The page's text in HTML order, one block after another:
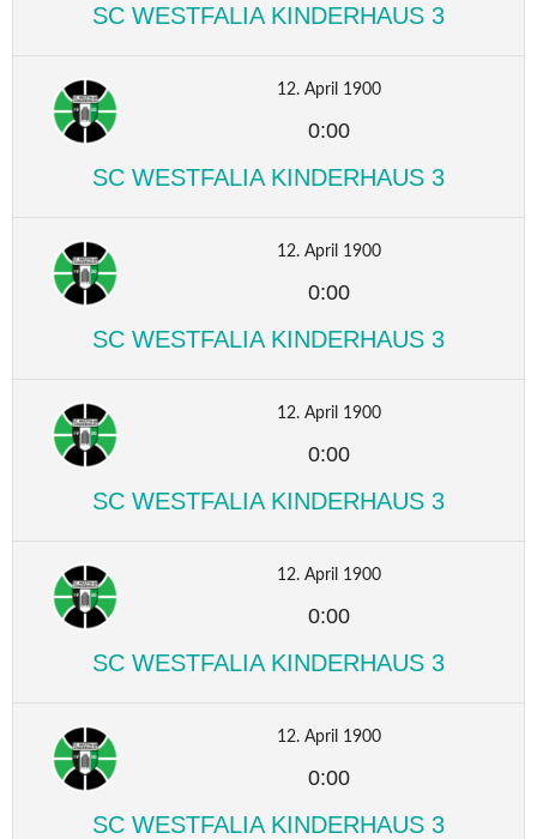
SC WESTFALIA KINDERHAUS 3
12. April 1900
0:00
SC WESTFALIA KINDERHAUS 3
12. April 1900
0:00
SC WESTFALIA KINDERHAUS 3
12. April 1900
0:00
SC WESTFALIA KINDERHAUS 3
12. April 1900
0:00
SC WESTFALIA KINDERHAUS 3
12. April 1900
0:00
SC WESTFALIA KINDERHAUS 3